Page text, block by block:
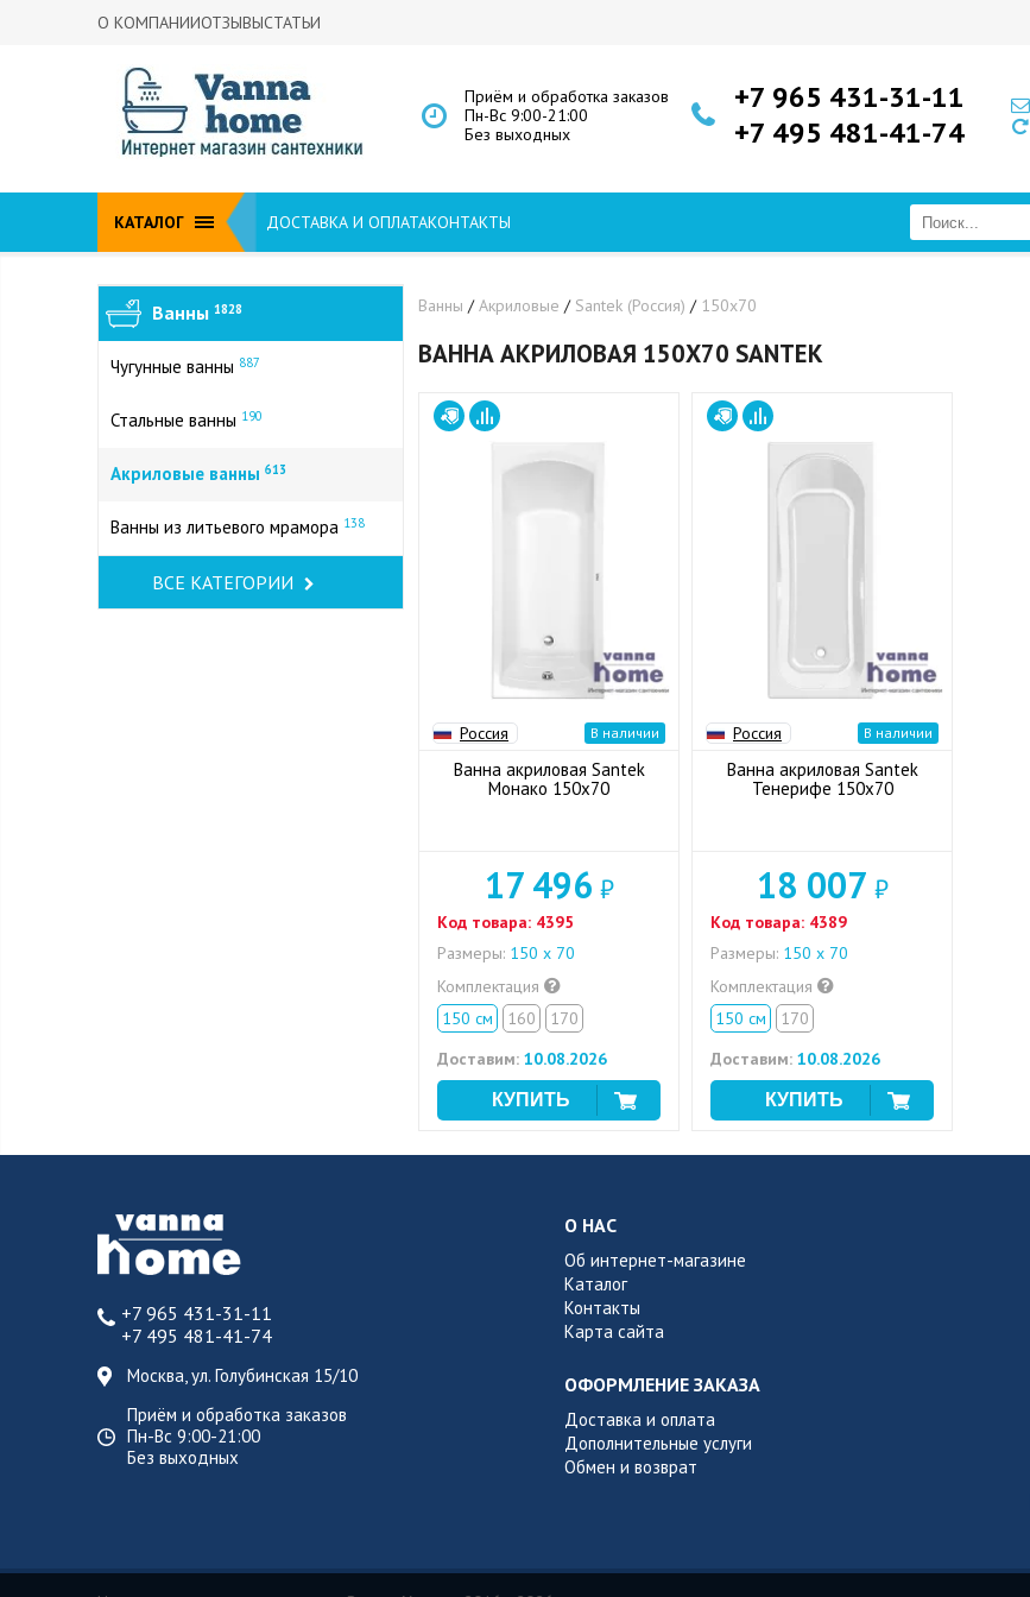
О КОМПАНИИОТЗЫВЫСТАТЬИ
Приём и обработка заказов
Пн-Вс 9:00-21:00
Без выходных
+7 965 431-31-11
+7 495 481-41-74
КАТАЛОГ ДОСТАВКА И ОПЛАТАКОНТАКТЫ
Ванны 1828
Чугунные ванны 887
Стальные ванны 190
Акриловые ванны 613
Ванны из литьевого мрамора 138
ВСЕ КАТЕГОРИИ
Ванны /Акриловые / Santek (Россия) / 150х70
ВАННА АКРИЛОВАЯ 150Х70 SANTEK
Россия В наличии
Ванна акриловая Santek
Монако 150x70
17 496 ₽
Код товара: 4395
Размеры: 150 х 70
Комплектация
150 см
160
170
Доставим: 10.08.2026
Россия В наличии
Ванна акриловая Santek
Тенерифе 150x70
18 007 ₽
Код товара: 4389
Размеры: 150 х 70
Комплектация
150 см
170
Доставим: 10.08.2026
+7 965 431-31-11
+7 495 481-41-74
Москва, ул. Голубинская 15/10
Приём и обработка заказов
Пн-Вс 9:00-21:00
Без выходных
О НАС
Об интернет-магазине
Каталог
Контакты
Карта сайта
ОФОРМЛЕНИЕ ЗАКАЗА
Доставка и оплата
Дополнительные услуги
Обмен и возврат